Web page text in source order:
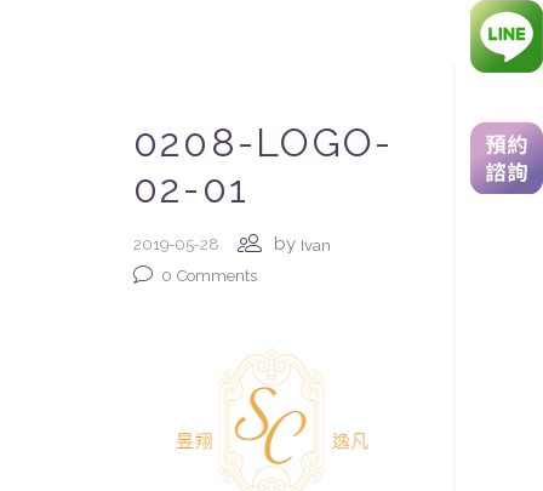
0208-LOGO-
02-01
2019-05-28 by Ivan
0 Comments